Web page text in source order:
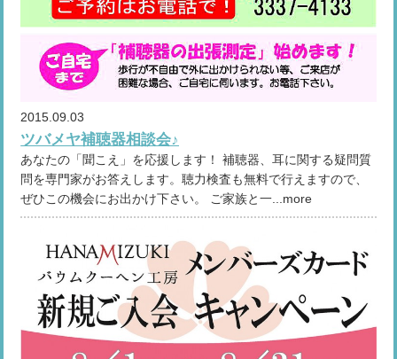
2015.09.03
ツバメヤ補聴器相談会♪
あなたの「聞こえ」を応援します！ 補聴器、耳に関する疑問質
問を専門家がお答えします。聴力検査も無料で行えますので、
ぜひこの機会にお出かけ下さい。 ご家族と一...more